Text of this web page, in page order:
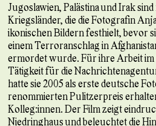
Jugoslawien, Palästina und Irak
Kriegsländer, die die Fotografin
ikonischen Bildern festhielt, bevor
einem Terroranschlag in
ermordet wurde. Für ihre Arbeit
Tätigkeit für die
hatte sie 2005 als erste deutsche
renommierten Pulitzerpreis
Kolleg:innen. Der Film zeigt
Niedringhaus und beleuchtet die